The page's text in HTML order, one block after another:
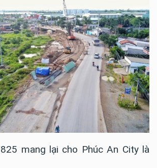
mang lại cho Phúc An City là